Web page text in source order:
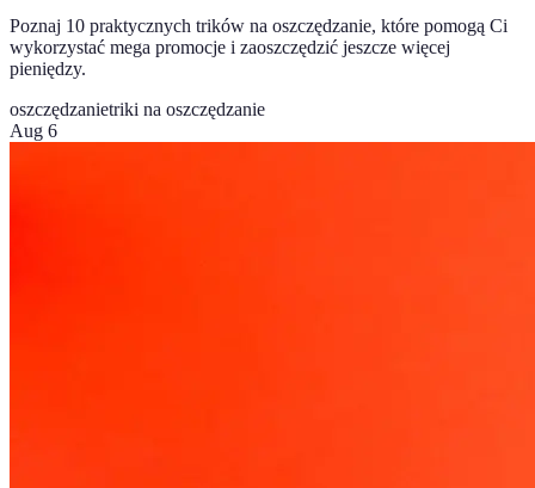
Poznaj 10 praktycznych trików na oszczędzanie, które pomogą Ci
wykorzystać mega promocje i zaoszczędzić jeszcze więcej
pieniędzy.
oszczędzanietriki na oszczędzanie
Aug 6